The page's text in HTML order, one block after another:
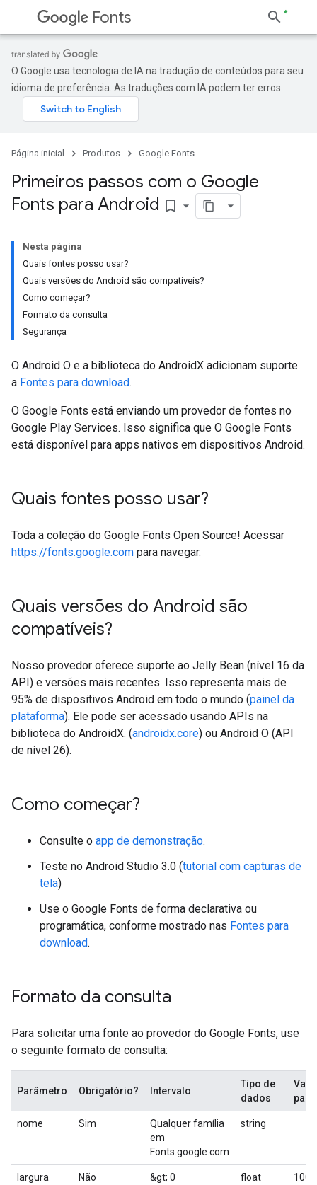
Fonts
O Google usa tecnologia de IA na tradução de conteúdos para seu
idioma de preferência. As traduções com IA podem ter erros.
Página inicial Produtos Google Fonts
Primeiros passos com o Google
Fonts para Android bookmark_border
Nesta página
Quais fontes posso usar?
Quais versões do Android são compatíveis?
Como começar?
Formato da consulta
Segurança
O Android O e a biblioteca do AndroidX adicionam suporte
a Fontes para download.
O Google Fonts está enviando um provedor de fontes no
Google Play Services. Isso significa que O Google Fonts
está disponível para apps nativos em dispositivos Android.
Quais fontes posso usar?
Toda a coleção do Google Fonts Open Source! Acessar
https://fonts.google.com para navegar.
Quais versões do Android são
compatíveis?
Nosso provedor oferece suporte ao Jelly Bean (nível 16 da
API) e versões mais recentes. Isso representa mais de
95% de dispositivos Android em todo o mundo (painel da
plataforma). Ele pode ser acessado usando APIs na
biblioteca do AndroidX. (androidx.core) ou Android O (API
de nível 26).
Como começar?
Consulte o app de demonstração.
Teste no Android Studio 3.0 (tutorial com capturas de
tela)
Use o Google Fonts de forma declarativa ou
programática, conforme mostrado nas Fontes para
download.
Formato da consulta
Para solicitar uma fonte ao provedor do Google Fonts, use
o seguinte formato de consulta:
Parâmetro Obrigatório? Intervalo
Tipo de
dados
nome Sim
Qualquer família
em
Fonts.google.com
string
largura Não &gt; 0 float 100